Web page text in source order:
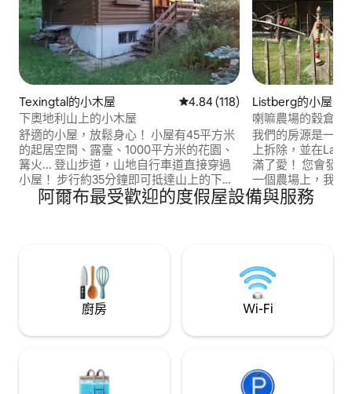
Texingtal的小木屋 從 118 則評價中獲得 4.84 的平
4.84 (118)
下奧地利山上的小木屋
舒適的小屋，放鬆身心！ 小屋有45平方米
的起居空間、露臺、1000平方米的花園、
篝火... 登山步道，山地自行車道直接穿過
小屋！ 步行約35分鐘即可抵達山上的下一
個小屋 Place St.Gotthard 800米（含旅
館）位置Texing ca.3公裏（含面包店、加
工作中觀賞！
Listberg的小屋
喇嘛農場的穀倉
我們的房源是一個
上拆除，並在
滿了愛！ 您會發
一個農場上，我們
靜但古怪的地方，
感覺。 我們的地
阿爾布最受歡迎的度假屋設備與服務
廚房 Wi-Fi